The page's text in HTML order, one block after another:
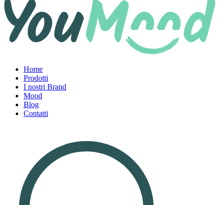
Home
Prodotti
I nostri Brand
Mood
Blog
Contatti